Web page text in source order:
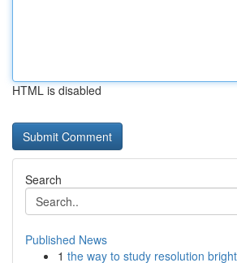
HTML is disabled
Search
Published News
1 the way to study resolution